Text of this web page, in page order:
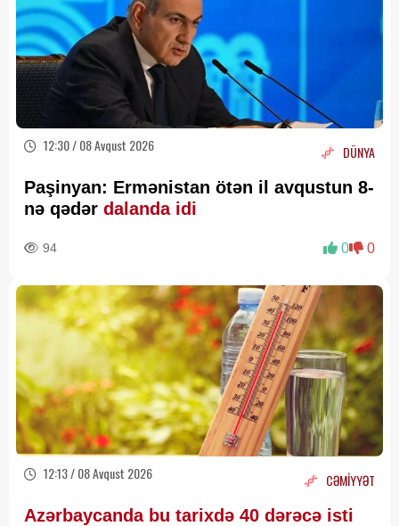
12:30 / 08 Avqust 2026 DÜNYA
Paşinyan: Ermənistan ötən il avqustun 8-
nə qədər dalanda idi
94 0 0
12:13 / 08 Avqust 2026 CƏMİYYƏT
Azərbaycanda bu tarixdə 40 dərəcə isti